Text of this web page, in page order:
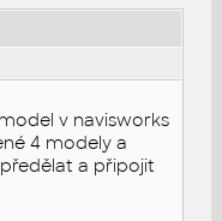
v navisworks
4 modely a
a připojit